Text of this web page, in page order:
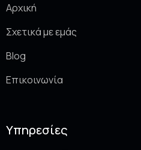
Αρχική
Σχετικά με εμάς
Blog
Επικοινωνία
Υπηρεσίες